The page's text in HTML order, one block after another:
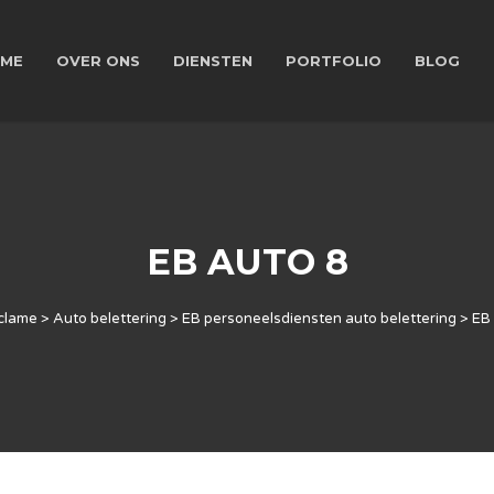
OVER ONS DIENSTEN PORTFOLIO BLOG
EB AUTO 8
> Auto belettering > EB personeelsdiensten auto belettering >